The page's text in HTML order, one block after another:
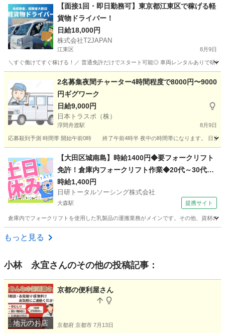
配送 スタッフ
【面接1回・即日勤務可】東京都江東区で稼げる軽
貨物ドライバー！
日給18,000円
株式会社T2JAPAN
江東区 8月9日
＼すぐ働けてすぐ稼げる！／ 普通免許だけでスタート可能◎ 車両レンタルありで研修
配送
2名募集夜間チャーター4時間程度で8000円〜9000
円ギグワーク
日給9,000円
日本トラスポ（株）
浮間舟渡駅 8月9日
応募殺到予測 時間帯 開始午前0時 終了午前4時半 夜中の時間帯になります。 日当
浮間舟渡駅 物流 ギグワーク
【大田区城南島】時給1400円◆要フォークリフト
免許！倉庫内フォークリフト作業◆20代～30代活
躍中
時給1,400円
日研トータルソーシング株式会社
大森駅 提携サイト
倉庫内でフォークリフトを使用した乳製品の運搬業務がメインです。その他、資材の
東京 大田区
もっと見る
小林 永宜さんのその他の投稿記事：
地元のお店
京都の便利屋さん
京都府 京都市 7月13日